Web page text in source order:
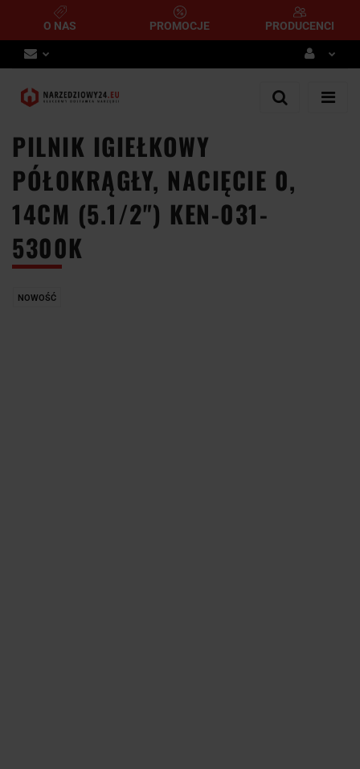
O NAS PROMOCJE PRODUCENCI
Zaloguj się
PILNIK IGIEŁKOWY
PÓŁOKRĄGŁY, NACIĘCIE 0,
14CM (5.1/2") KEN-031-
5300K
NOWOŚĆ